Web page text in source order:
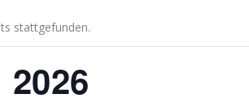
stattgefunden.